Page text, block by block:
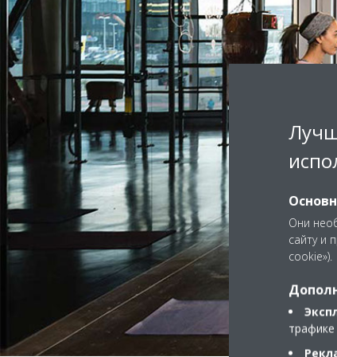
Они
сайту и
cookie»).